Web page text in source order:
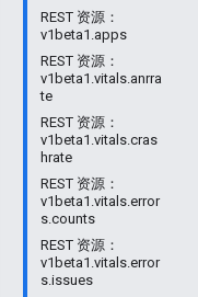
REST 资源：
v1beta1.apps
REST 资源：
v1beta1.vitals.anrra
te
REST 资源：
v1beta1.vitals.cras
hrate
REST 资源：
v1beta1.vitals.error
s.counts
REST 资源：
v1beta1.vitals.error
s.issues